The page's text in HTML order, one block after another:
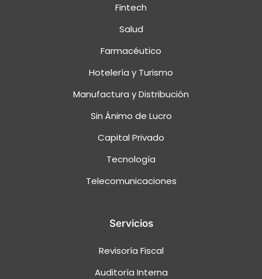
Fintech
Salud
Farmacéutico
Hotelería y Turismo
Manufactura y Distribución
Sin Ánimo de Lucro
Capital Privado
Tecnología
Telecomunicaciones
Servicios
Revisoría Fiscal
Auditoría Interna